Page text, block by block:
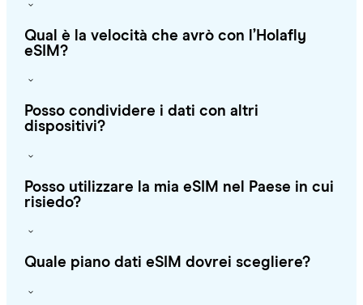
Qual è la velocità che avrò con l’Holafly
eSIM?
Posso condividere i dati con altri
dispositivi?
Posso utilizzare la mia eSIM nel Paese in cui
risiedo?
Quale piano dati eSIM dovrei scegliere?